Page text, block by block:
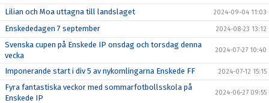
Lilian och Moa uttagna till landslaget 2024-09-04 11:03
Enskededagen 7 september 2024-08-23 13:12
Svenska cupen på Enskede IP onsdag och torsdag denna
vecka
2024-07-27 10:40
Imponerande start i div 5 av nykomlingarna Enskede FF 2024-07-12 15:15
Fyra fantastiska veckor med sommarfotbollsskola på
Enskede IP
2024-06-27 09:55